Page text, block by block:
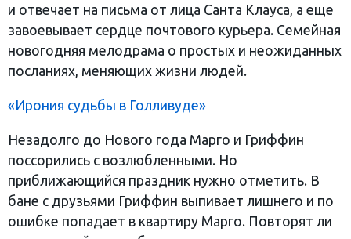
и отвечает на письма от лица Санта Клауса, а еще
завоевывает сердце почтового курьера. Семейная
новогодняя мелодрама о простых и неожиданных
посланиях, меняющих жизни людей.
«Ирония судьбы в Голливуде»
Незадолго до Нового года Марго и Гриффин
поссорились с возлюбленными. Но
приближающийся праздник нужно отметить. В
бане с друзьями Гриффин выпивает лишнего и по
ошибке попадает в квартиру Марго. Повторят ли